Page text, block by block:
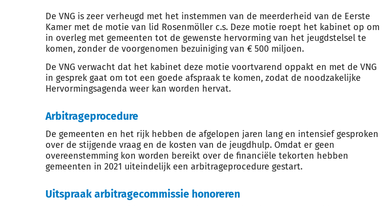
De VNG is zeer verheugd met het instemmen van de meerderheid van de Eerste
Kamer met de motie van lid Rosenmöller c.s. Deze motie roept het kabinet op om
in overleg met gemeenten tot de gewenste hervorming van het jeugdstelsel te
komen, zonder de voorgenomen bezuiniging van € 500 miljoen.
De VNG verwacht dat het kabinet deze motie voortvarend oppakt en met de VNG
in gesprek gaat om tot een goede afspraak te komen, zodat de noodzakelijke
Hervormingsagenda weer kan worden hervat.
Arbitrageprocedure
De gemeenten en het rijk hebben de afgelopen jaren lang en intensief gesproken
over de stijgende vraag en de kosten van de jeugdhulp. Omdat er geen
overeenstemming kon worden bereikt over de financiële tekorten hebben
gemeenten in 2021 uiteindelijk een arbitrageprocedure gestart.
Uitspraak arbitragecommissie honoreren